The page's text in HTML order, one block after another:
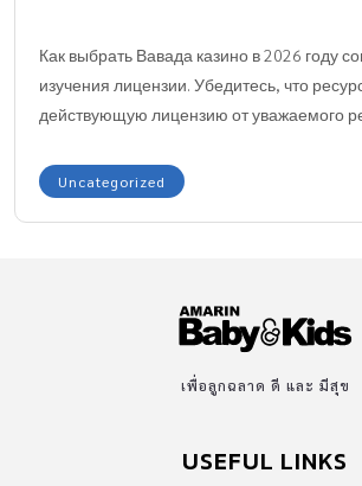
Как выбрать Вавада казино в 2026 году
изучения лицензии. Убедитесь, что
действующую лицензию от уважаемого
Неконтролируемые платформы часто
клиентов и лишают выигрышей. Обратите
Uncategorized
เพื่อลูกฉลาด ดี และ มีสุข
USEFUL LINKS